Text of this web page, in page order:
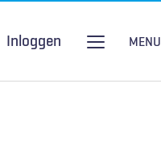
Inloggen MENU